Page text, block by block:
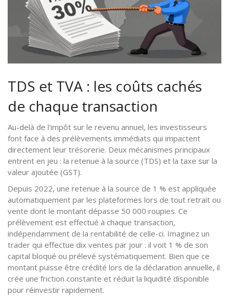
TDS et TVA : les coûts cachés
de chaque transaction
Au-delà de l'impôt sur le revenu annuel, les investisseurs
font face à des prélèvements immédiats qui impactent
directement leur trésorerie. Deux mécanismes principaux
entrent en jeu : la retenue à la source (TDS) et la taxe sur la
valeur ajoutée (GST).
Depuis 2022, une retenue à la source de 1 % est appliquée
automatiquement par les plateformes lors de tout retrait ou
vente dont le montant dépasse 50 000 roupies. Ce
prélèvement est effectué à chaque transaction,
indépendamment de la rentabilité de celle-ci. Imaginez un
trader qui effectue dix ventes par jour : il voit 1 % de son
capital bloqué ou prélevé systématiquement. Bien que ce
montant puisse être crédité lors de la déclaration annuelle, il
crée une friction constante et réduit la liquidité disponible
pour réinvestir rapidement.